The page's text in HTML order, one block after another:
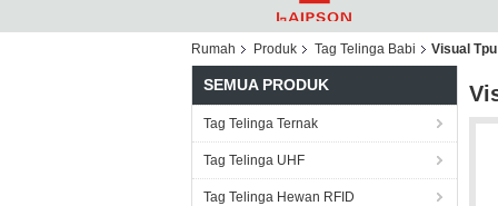
Rumah Produk Tag Telinga Babi Visual
SEMUA PRODUK
Tag Telinga Ternak
Tag Telinga UHF
Tag Telinga Hewan RFID